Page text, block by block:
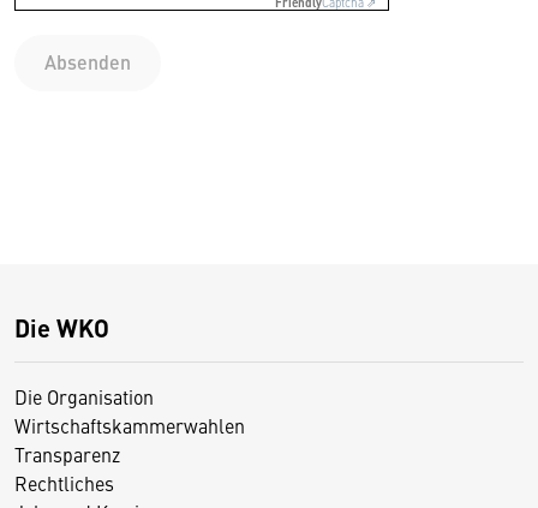
Absenden
Die WKO
Die Organisation
Wirtschaftskammerwahlen
Transparenz
Rechtliches